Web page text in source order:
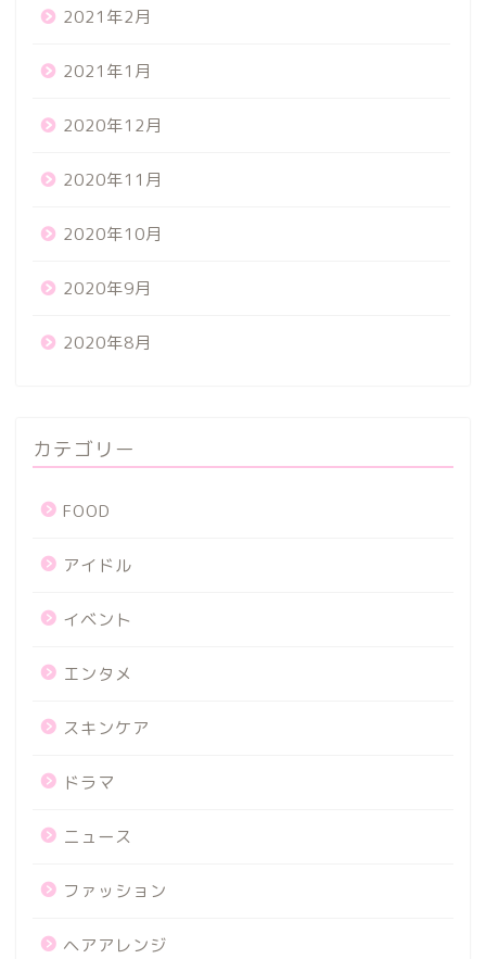
2021年2月
2021年1月
2020年12月
2020年11月
2020年10月
2020年9月
2020年8月
カテゴリー
FOOD
アイドル
イベント
エンタメ
スキンケア
ドラマ
ニュース
ファッション
ヘアアレンジ